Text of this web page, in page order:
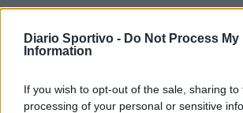
Diario Sportivo - Do Not Process My
Information
If you wish to opt-out of the sale, sharing
processing of your personal or sensitive